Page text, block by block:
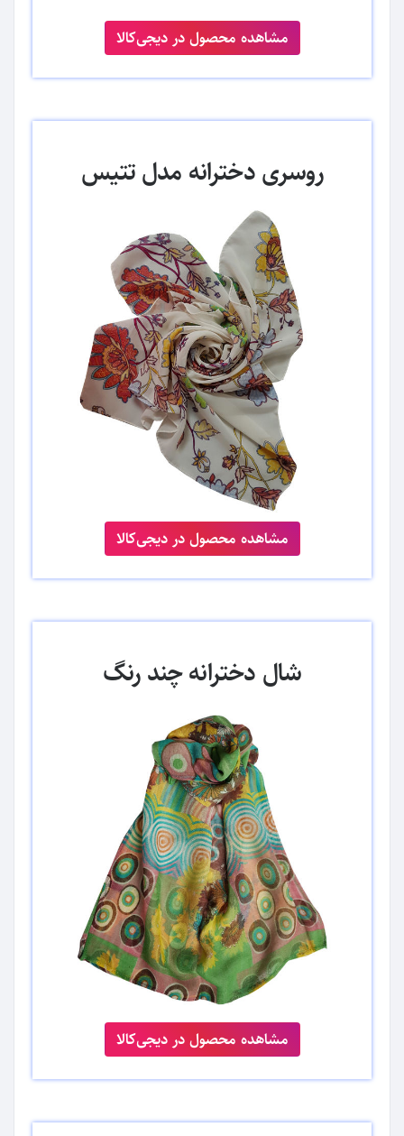
روسری دخترانه مدل تتیس
مشاهده محصول در دیجی‌کالا
مشاهده محصول در دیجی‌کالا
شال دخترانه چند رنگ
مشاهده محصول در دیجی‌کالا